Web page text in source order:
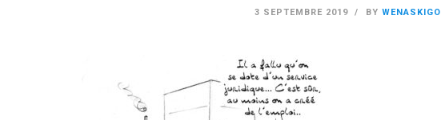
3 SEPTEMBRE 2019 BYWENASKIGO